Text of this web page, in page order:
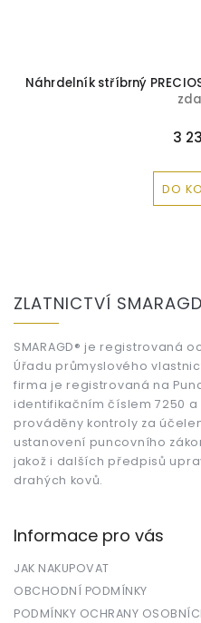
Náhrdelník stříbrný
3
DO
ZLATNICTVÍ SMARAGD
SMARAGD® je registrovaná
Úřadu průmyslového
firma je registrovaná na
identifikačním číslem 7250
prováděny kontroly za
ustanovení puncovního
jakož i dalších předpisů
drahých kovů.
Informace pro vás
JAK NAKUPOVAT
OBCHODNÍ PODMÍNKY
PODMÍNKY OCHRANY